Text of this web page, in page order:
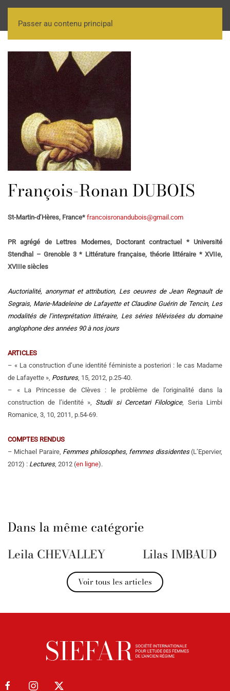
Passer au contenu principal
François-Ronan DUBOIS
St-Martin-d’Hères, France* francoisronandubois@gmail.com
PR agrégé de Lettres Modernes, Doctorant contractuel * Université
Stendhal – Grenoble 3 * Littérature française, théorie littéraire * XVIIe,
XVIIIe siècles
Auctorialité, anonymat et attribution, Les oeuvres de Jean Regnault de
Segrais, Marie-Madeleine de Lafayette et Claudine Guérin de Tencin, Les
modalités de l’interprétation littéraire, Les séries télévisées du domaine
anglophone des années 90 à nos jours
ARTICLES
– « La construction d’une identité féministe a posteriori : le cas Madame
de Lafayette », Postures, 15, 2012, p.25-40.
– « La Princesse de Clèves : le problème de l’originalité dans la
construction de l’identité », Studii si Cercetari Filologice, Seria Limbi
Romanice, 3, 10, 2011, p.54-69.
COMPTES RENDUS
– Michael Paraire, Femmes philosophes, femmes dissidentes(L’Epervier,
2012) : Lectures, 2012 (en ligne).
Dans la même catégorie
Leila CHEVALLEY Lilas IMBAUD
Voir tous les articles